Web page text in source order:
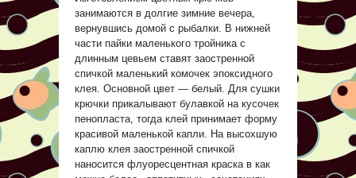
занимаются в долгие зимние вечера,
вернувшись домой с рыбалки. В нижней
части пайки маленького тройника с
длинным цевьем ставят заостренной
спичкой маленький комочек эпоксидного
клея. Основной цвет — белый. Для сушки
крючки прикалывают булавкой на кусочек
пенопласта, тогда клей принимает форму
красивой маленькой капли. На высохшую
каплю клея заостренной спичкой
наносится флуоресцентная краска в как